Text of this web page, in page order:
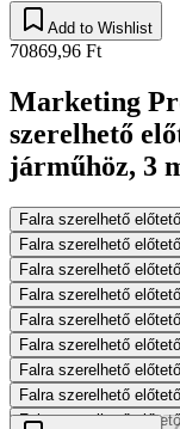
Add to Wishlist
70869,96 Ft
Marketing
szerelhető
járműhöz, 3
Falra szerelhető
Falra szerelhető
Falra szerelhető
Falra szerelhető
Falra szerelhető
Falra szerelhető
Falra szerelhető
Falra szerelhető
Falra szerelhető